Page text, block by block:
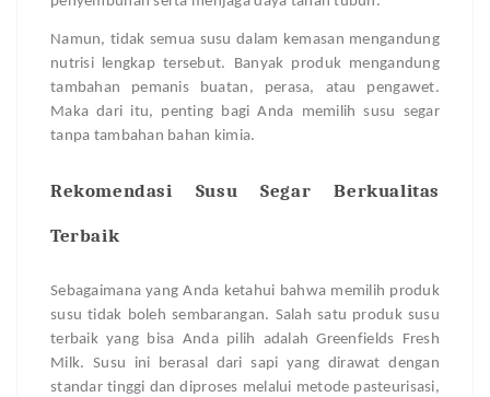
Namun, tidak semua susu dalam kemasan mengandung
nutrisi lengkap tersebut. Banyak produk mengandung
tambahan pemanis buatan, perasa, atau pengawet.
Maka dari itu, penting bagi Anda memilih susu segar
tanpa tambahan bahan kimia.
Rekomendasi Susu Segar Berkualitas
Terbaik
Sebagaimana yang Anda ketahui bahwa memilih produk
susu tidak boleh sembarangan. Salah satu produk susu
terbaik yang bisa Anda pilih adalah Greenfields Fresh
Milk. Susu ini berasal dari sapi yang dirawat dengan
standar tinggi dan diproses melalui metode pasteurisasi,